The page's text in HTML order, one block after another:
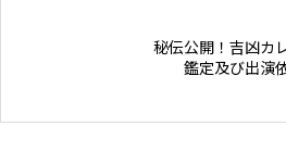
秘伝公開！吉凶カ
鑑定及び出演